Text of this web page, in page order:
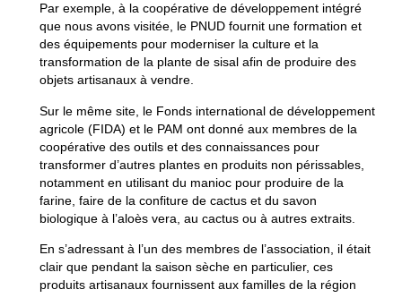
Par exemple, à la coopérative de développement intégré
que nous avons visitée, le PNUD fournit une formation et
des équipements pour moderniser la culture et la
transformation de la plante de sisal afin de produire des
objets artisanaux à vendre.
Sur le même site, le Fonds international de développement
agricole (FIDA) et le PAM ont donné aux membres de la
coopérative des outils et des connaissances pour
transformer d’autres plantes en produits non périssables,
notamment en utilisant du manioc pour produire de la
farine, faire de la confiture de cactus et du savon
biologique à l’aloès vera, au cactus ou à autres extraits.
En s’adressant à l’un des membres de l’association, il était
clair que pendant la saison sèche en particulier, ces
produits artisanaux fournissent aux familles de la région